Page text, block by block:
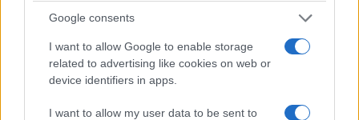
Google consents
I want to allow Google to enable storage
related to advertising like cookies on web or
device identifiers in apps.
I want to allow my user data to be sent to
ΚΟΣΜΟΣ
Η Ισπανία επαναφέρει τους συνοριακούς
ελέγχους για ταξιδιώτες από την Ιταλία